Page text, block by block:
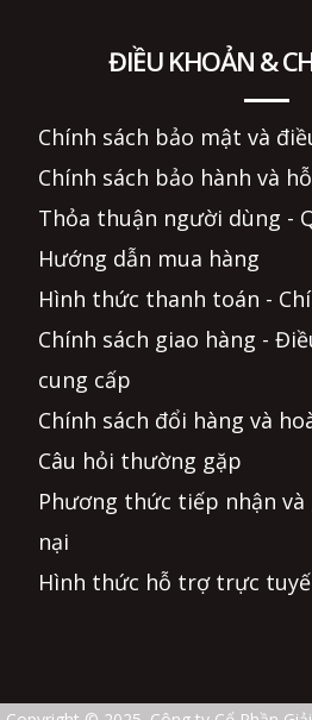
ĐIỀU KHOẢN &
Chính sách bảo mật và
Chính sách bảo hành và
Thỏa thuận người dùng -
Hướng dẫn mua hàng
Hình thức thanh toán -
Chính sách giao hàng -
cung cấp
Chính sách đổi hàng và
Câu hỏi thường gặp
Phương thức tiếp nhận
nại
Hình thức hỗ trợ trực